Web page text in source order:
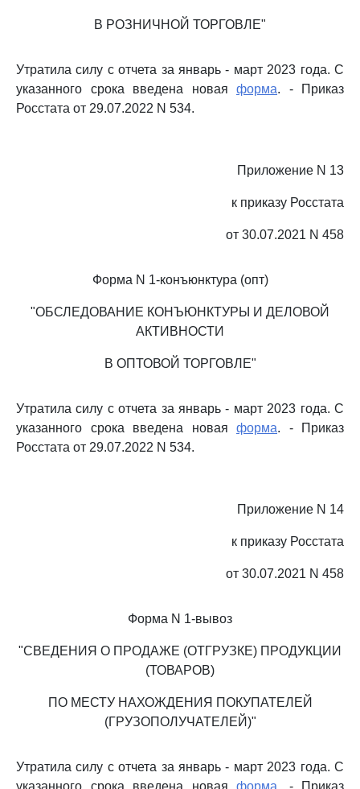
В РОЗНИЧНОЙ ТОРГОВЛЕ"
Утратила силу с отчета за январь - март 2023 года. С
указанного срока введена новая форма. - Приказ
Росстата от 29.07.2022 N 534.
Приложение N 13
к приказу Росстата
от 30.07.2021 N 458
Форма N 1-конъюнктура (опт)
"ОБСЛЕДОВАНИЕ КОНЪЮНКТУРЫ И ДЕЛОВОЙ
АКТИВНОСТИ
В ОПТОВОЙ ТОРГОВЛЕ"
Утратила силу с отчета за январь - март 2023 года. С
указанного срока введена новая форма. - Приказ
Росстата от 29.07.2022 N 534.
Приложение N 14
к приказу Росстата
от 30.07.2021 N 458
Форма N 1-вывоз
"СВЕДЕНИЯ О ПРОДАЖЕ (ОТГРУЗКЕ) ПРОДУКЦИИ
(ТОВАРОВ)
ПО МЕСТУ НАХОЖДЕНИЯ ПОКУПАТЕЛЕЙ
(ГРУЗОПОЛУЧАТЕЛЕЙ)"
Утратила силу с отчета за январь - март 2023 года. С
указанного срока введена новая форма . - Приказ